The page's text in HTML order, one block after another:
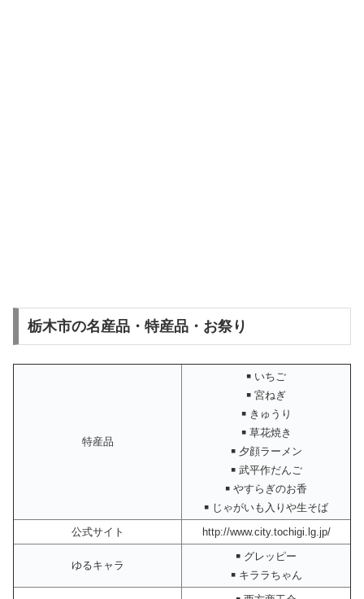
栃木市の名産品・特産品・お祭り
特産品
￭ いちご
￭ 宮ねぎ
￭ きゅうり
￭ 草花焼き
￭ 夕顔ラーメン
￭ 武平作だんご
￭ やすらぎのお香
￭ じゃがいも入りや生そば
公式サイト
http://www.city.tochigi.lg.jp/
ゆるキャラ
￭ グレッピー
￭ キララちゃん